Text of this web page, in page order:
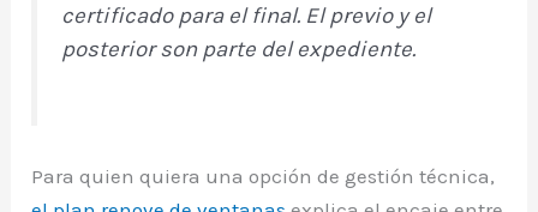
certificado para el final. El previo y el
posterior son parte del expediente.
Para quien quiera una opción de gestión técnica,